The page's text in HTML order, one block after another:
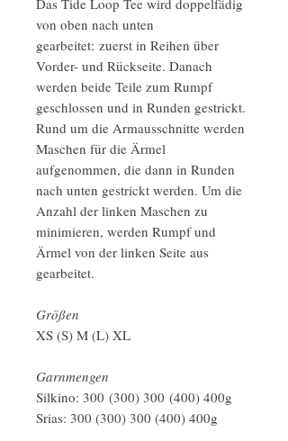
von oben nach unten
gearbeitet: zuerst in Reihen über
Vorder- und Rückseite. Danach
werden beide Teile zum Rumpf
geschlossen und in Runden gestrickt.
Rund um die Armausschnitte werden
Maschen für die Ärmel
aufgenommen, die dann in Runden
nach unten gestrickt werden. Um die
Anzahl der linken Maschen zu
minimieren, werden Rumpf und
Ärmel von der linken Seite aus
gearbeitet.
Größen
XS (S) M (L) XL
Garnmengen
Silkino: 300 (300) 300 (400) 400g
Srias: 300 (300) 300 (400) 400g